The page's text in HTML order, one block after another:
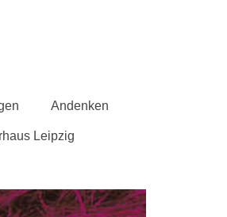
Andenken
Leipzig